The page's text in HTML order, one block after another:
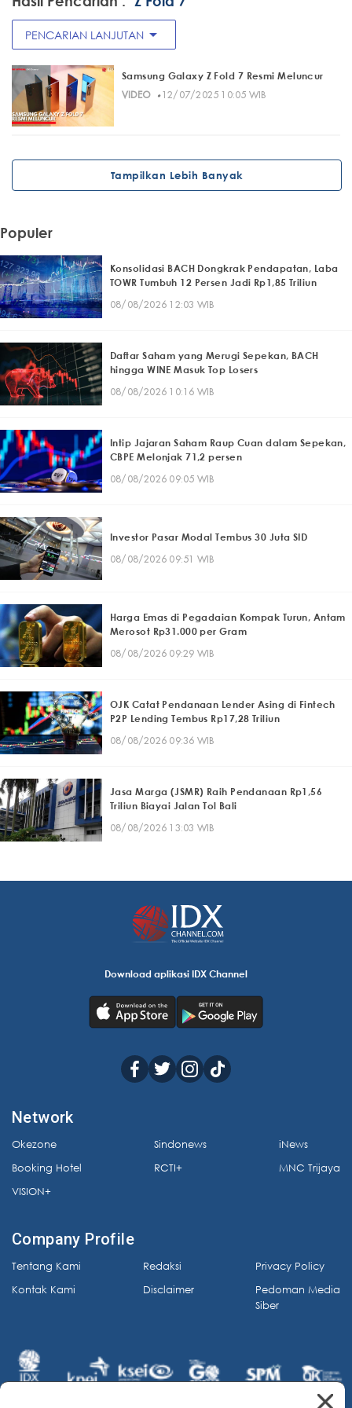
PENCARIAN LANJUTAN arrow_drop_down
Samsung Galaxy Z Fold 7 Resmi Meluncur
VIDEO· 12/07/2025 10:05 WIB
Tampilkan Lebih Banyak
Populer
Konsolidasi BACH Dongkrak Pendapatan, Laba
TOWR Tumbuh 12 Persen Jadi Rp1,85 Triliun
08/08/2026 12:03 WIB
Daftar Saham yang Merugi Sepekan, BACH
hingga WINE Masuk Top Losers
08/08/2026 10:16 WIB
Intip Jajaran Saham Raup Cuan dalam Sepekan,
CBPE Melonjak 71,2 persen
08/08/2026 09:05 WIB
Investor Pasar Modal Tembus 30 Juta SID
08/08/2026 09:51 WIB
Harga Emas di Pegadaian Kompak Turun, Antam
Merosot Rp31.000 per Gram
08/08/2026 09:29 WIB
OJK Catat Pendanaan Lender Asing di Fintech
P2P Lending Tembus Rp17,28 Triliun
08/08/2026 09:36 WIB
Jasa Marga (JSMR) Raih Pendanaan Rp1,56
Triliun Biayai Jalan Tol Bali
08/08/2026 13:03 WIB
Download aplikasi IDX Channel
Network
Okezone
Booking Hotel
VISION+
Sindonews
RCTI+
iNews
MNC Trijaya
Company Profile
Tentang Kami
Kontak Kami
Redaksi
Disclaimer
Privacy Policy
Pedoman Media
Siber